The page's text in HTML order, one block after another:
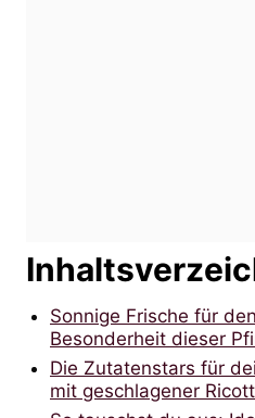
Sonnige Frische für
Besonderheit dieser
Die Zutatenstars für
mit geschlagener